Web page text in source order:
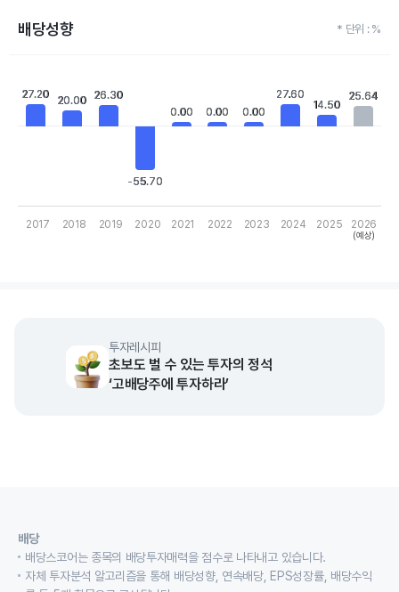
배당성향 * 단위 : %
Bar chart with 10 bars.
View as data table, Chart
The chart has 1 X axis displaying categories.
27.20
27.20 20.00
20.00 26.30
26.30
-55.70
-55.70
0.00
0.00 0.00
0.00 0.00
0.00
27.60
27.60
14.50
14.50
25.64
25.64
2017 2018 2019 2020 2021 2022 2023 2024 2025 2026
(예상)
투자레시피
초보도 벌 수 있는 투자의 정석
‘고배당주에 투자하라’
배당
배당스코어는 종목의 배당투자매력을 점수로 나타내고 있습니다.
자체 투자분석 알고리즘을 통해 배당성향, 연속배당, EPS성장률, 배당수익